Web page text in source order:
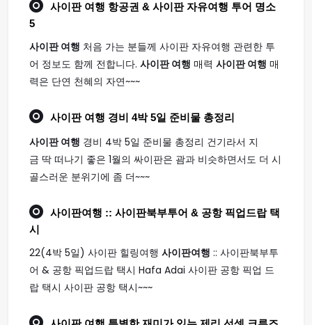
사이판 여행 항공권 & 사이판 자유여행 투어 명소
5
사이판 여행 처음 가는 분들께 사이판 자유여행 관련한 투
어 정보도 함께 전합니다. 사이판 여행 매력 사이판 여행 매
력은 단연 천혜의 자연~~~
사이판 여행 경비 4박 5일 준비물 총정리
사이판 여행 경비 4박 5일 준비물 총정리 건기라서 지
금 딱 떠나기 좋은 1월의 싸이판은 괌과 비슷하면서도 더 시
골스러운 분위기에 좀 더~~~
사이판여행 :: 사이판북부투어 & 공항 픽업드랍 택
시
22(4박 5일) 사이판 힐링여행 사이판여행 :: 사이판북부투
어 & 공항 픽업드랍 택시 Hafa Adai 사이판 공항 픽업 드
랍 택시 사이판 공항 택시~~~